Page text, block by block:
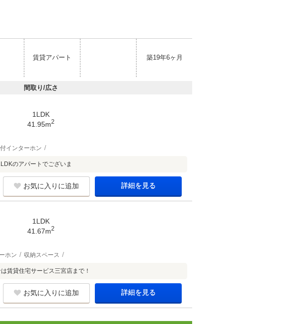
賃貸アパート 築19年6ヶ月
間取り/広さ
1LDK
41.95m2
インターホン
のアパートでございま
お気に入りに追加 詳細を見る
1LDK
41.67m2
ホン 収納スペース
賃貸住宅サービス三宮店まで！
お気に入りに追加 詳細を見る